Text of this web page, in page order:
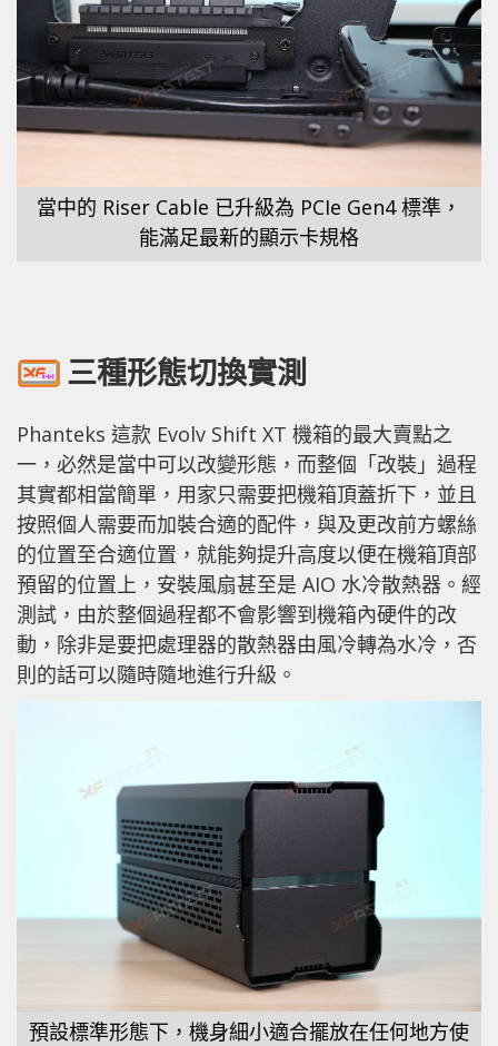
當中的 Riser Cable 已升級為 PCIe Gen4 標準，
能滿足最新的顯示卡規格
三種形態切換實測
Phanteks 這款 Evolv Shift XT 機箱的最大賣點之
一，必然是當中可以改變形態，而整個「改裝」過程
其實都相當簡單，用家只需要把機箱頂蓋折下，並且
按照個人需要而加裝合適的配件，與及更改前方螺絲
的位置至合適位置，就能夠提升高度以便在機箱頂部
預留的位置上，安裝風扇甚至是 AIO 水冷散熱器。經
測試，由於整個過程都不會影響到機箱內硬件的改
動，除非是要把處理器的散熱器由風冷轉為水冷，否
則的話可以隨時隨地進行升級。
預設標準形態下，機身細小適合擺放在任何地方使